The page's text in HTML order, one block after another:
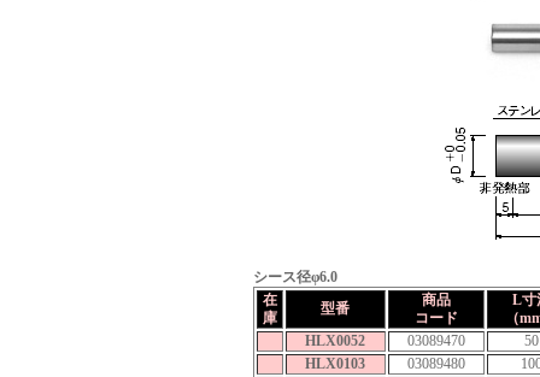
シース径φ6.0
在
庫
型番
商品
コード
L寸
（
HLX0052
03089470
50
HLX0103
03089480